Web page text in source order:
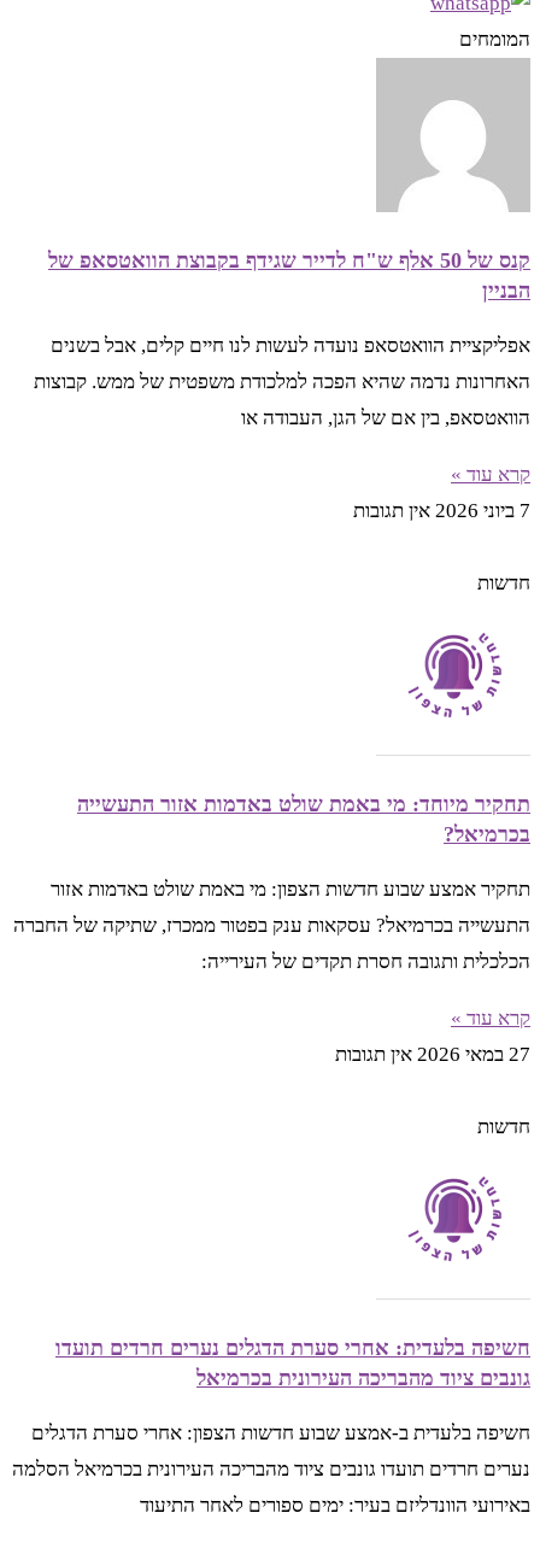
המומחים
קנס של 50 אלף ש"ח לדייר שגידף בקבוצת הוואטסאפ של
הבניין
אפליקציית הוואטסאפ נועדה לעשות לנו חיים קלים, אבל בשנים
האחרונות נדמה שהיא הפכה למלכודת משפטית של ממש. קבוצות
הוואטסאפ, בין אם של הגן, העבודה או
קרא עוד »
7 ביוני 2026
אין תגובות
חדשות
תחקיר מיוחד: מי באמת שולט באדמות אזור התעשייה
בכרמיאל?
תחקיר אמצע שבוע חדשות הצפון: מי באמת שולט באדמות אזור
התעשייה בכרמיאל? עסקאות ענק בפטור ממכרז, שתיקה של החברה
הכלכלית ותגובה חסרת תקדים של העירייה:
קרא עוד »
27 במאי 2026
אין תגובות
חדשות
חשיפה בלעדית: אחרי סערת הדגלים נערים חרדים תועדו
גונבים ציוד מהבריכה העירונית בכרמיאל
חשיפה בלעדית ב-אמצע שבוע חדשות הצפון: אחרי סערת הדגלים
נערים חרדים תועדו גונבים ציוד מהבריכה העירונית בכרמיאל הסלמה
באירועי הוונדליזם בעיר: ימים ספורים לאחר התיעוד